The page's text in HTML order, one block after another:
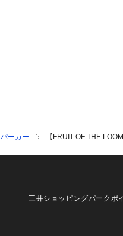
パーカー 【FRUIT OF THE
三井ショッピングパークポ